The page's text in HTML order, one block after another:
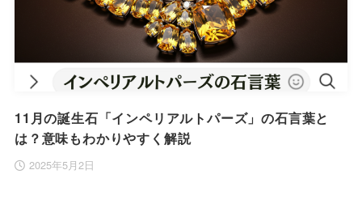
11月の誕生石「インペリアルトパーズ」の石言葉と
は？意味もわかりやすく解説
2025年5月2日